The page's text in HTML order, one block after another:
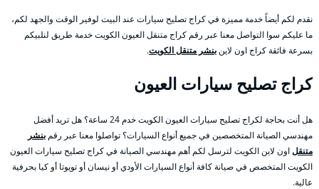
نقدم لكم أيضاً خدمة مميزة في كراج تصليح سيارات عند البيت لوفير الوقت والجهد لكم،
ما عليكم سوا التواصل معنا عبر رقم كراج متنقل العيون الكويت خدمة طريق لنلبيكم
بسرعة فائقة كراج اون لاينبنشر متنقل الكويت.
كراج تصليح سيارات العيون
هل أنت بحاجة لكراج تصليح سيارات العيون الكويت خدم 24 ساعة؟ هل تريد أفضل
مهندسي الصيانة المتخصصين في جميع أنواع السيارات؟ تواصلوا معنا عبر رقم بنشر
متنقلاون لاين الكويت لترسل لكم أهم مهندسي الصيانة في كراج تصليح سيارات العيون
الكويت المتخصص في صيانة كافة أنواع السيارات الأودي أو نيسان أو تويوتا أو كيا بحرفية
عالية.